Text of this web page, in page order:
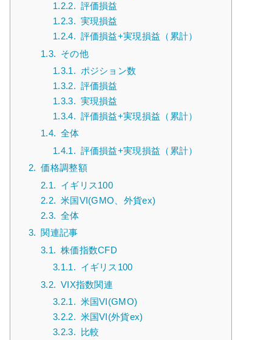
1.2.2. 評価損益
1.2.3. 実現損益
1.2.4. 評価損益+実現損益（累計）
1.3. その他
1.3.1. ポジション数
1.3.2. 評価損益
1.3.3. 実現損益
1.3.4. 評価損益+実現損益（累計）
1.4. 全体
1.4.1. 評価損益+実現損益（累計）
2. 価格調整額
2.1. イギリス100
2.2. 米国VI(GMO、外貨ex)
2.3. 全体
3. 関連記事
3.1. 株価指数CFD
3.1.1. イギリス100
3.2. VIX指数関連
3.2.1. 米国VI(GMO)
3.2.2. 米国VI(外貨ex)
3.2.3.
比較